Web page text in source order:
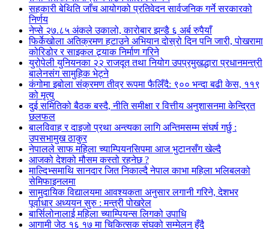
सहकारी बेथिति जाँच आयोगको प्रतिवेदन सार्वजनिक गर्ने सरकारको
निर्णय
नेप्से २७.८५ अंकले उकालो, कारोबार झन्डै ६ अर्ब रुपैयाँ
फिर्केखोला अतिक्रमण हटाउने अभियान दोस्रो दिन पनि जारी, पोखरामा
कोरिडोर र साइकल ट्र्याक निर्माण गरिने
युरोपेली युनियनका २२ राजदूत तथा नियोग उपप्रमुखद्धारा प्रधानमन्त्री
बालेनसंग सामुहिक भेट्ने
कंगोमा इबोला संक्रमण तीव्र रूपमा फैलिँदै: ९०० भन्दा बढी केस, ११९
को मृत्यु
दुई समितिको बैठक बस्दै, नीति समीक्षा र वित्तीय अनुशासनमा केन्द्रित
छलफल
बालविवाह र दाइजो प्रथा अन्त्यका लागि अन्तिमसम्म संघर्ष गर्छु :
उपसभामुख ठाकुर
नेपालले साफ महिला च्याम्पियनसिपमा आज भुटानसँग खेल्दै
आजको देशको मौसम कस्तो रहनेछ ?
माल्दिभ्समाथि सानदार जित निकाल्दै नेपाल काभा महिला भलिबलको
सेमिफाइनलमा
सामुदायिक विद्यालयमा आवश्यकता अनुसार लगानी गरिने, देशभर
पूर्वाधार अध्ययन सुरु : मन्त्री पोखरेल
बार्सिलोनालाई महिला च्याम्पियन्स लिगको उपाधि
आगामी जेठ १६ १७ मा चिकित्सक संघको सम्मेलन हुँदै